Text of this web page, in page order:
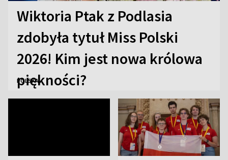
Wiktoria Ptak z Podlasia
zdobyła tytuł Miss Polski
2026! Kim jest nowa królowa
piękności?
POLSKA